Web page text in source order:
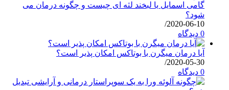
گامی اسمایل یا لبخند لثه ای چیست و چگونه درمان می
شود؟
2020-06-10
/
0 دیدگاه
آیا درمان میگرن با بوتاکس امکان پذیر است؟
2020-05-30
/
0 دیدگاه